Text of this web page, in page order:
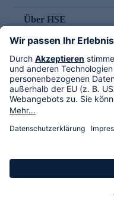
Über HSE
Im TV
HSE International